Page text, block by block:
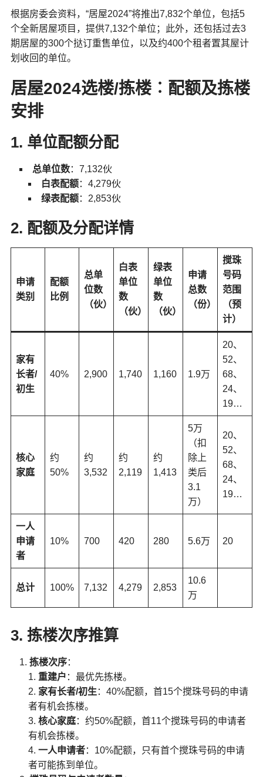
根据房委会资料，“居屋2024”将推出7,832个单位，包括5
个全新居屋项目，提供7,132个单位；此外，还包括过去3
期居屋的300个挞订重售单位，以及约400个租者置其屋计
划收回的单位。
居屋2024选楼/拣楼︰ 配额及拣楼
安排
1. 单位配额分配
总单位数：7,132伙
白表配额：4,279伙
绿表配额：2,853伙
2. 配额及分配详情
申请
类别
配额
比例
总单
位数
（伙）
白表
单位
数
（伙）
绿表
单位
数
（伙）
申请
总数
（份）
搅珠
号码
范围
（预
计）
家有
长者/
初生
40% 2,900 1,740 1,160 1.9万
20、
52、
68、
24、
19…
核心
家庭
约
50%
约
3,532
约
2,119
约
1,413
5万
（扣
除上
类后
3.1
万）
20、
52、
68、
24、
19…
一人
申请
者
10% 700 420 280 5.6万 20
总计 100% 7,132 4,279 2,853
10.6
万
3. 拣楼次序推算
拣楼次序：
重建户 ：最优先拣楼。
家有长者/初生 ：40%配额，首15个搅珠号码的申请
者有机会拣楼。
核心家庭：约50%配额，首11个搅珠号码的申请者
有机会拣楼。
一人申请者：10%配额，只有首个搅珠号码的申请
者可能拣到单位。